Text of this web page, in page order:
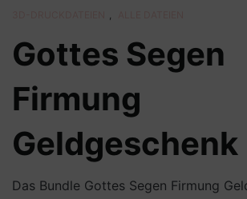
,
Gottes Segen
Firmung
Geldgeschenk
Das Bundle Gottes Segen Firmung